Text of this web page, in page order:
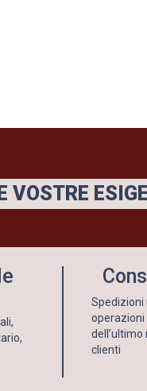
VOSTRE
Spedizioni
operazioni
clienti